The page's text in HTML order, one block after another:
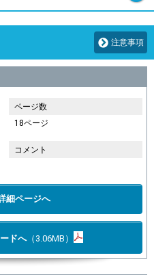
注意事項
ページ数
18ページ
コメント
細ページへ
ドへ（3.06MB）